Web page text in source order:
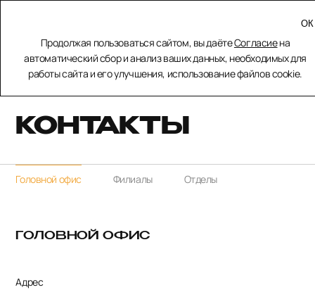
ЗАКРЫТЬ
Главная Контакты
КОНТАКТЫ
Головной офис Филиалы Отделы
ГОЛОВНОЙ ОФИС
Адрес
Продолжая пользоваться сайтом, вы даётеСогласиена
автоматический сбор и анализ ваших данных, необходимых для
работы сайта и его улучшения, использование файлов cookie.